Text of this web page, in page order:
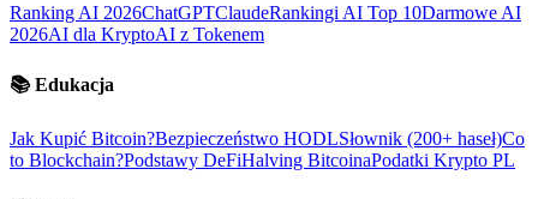
Ranking AI 2026ChatGPTClaudeRankingi AI Top 10Darmowe AI
2026AI dla KryptoAI z Tokenem
📚 Edukacja
Jak Kupić Bitcoin?Bezpieczeństwo HODLSłownik (200+ haseł)Co
to Blockchain?Podstawy DeFiHalving BitcoinaPodatki Krypto PL